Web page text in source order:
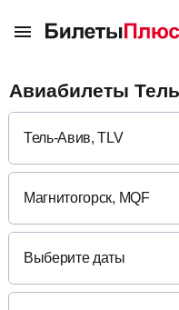
Авиабилеты
Выберите даты